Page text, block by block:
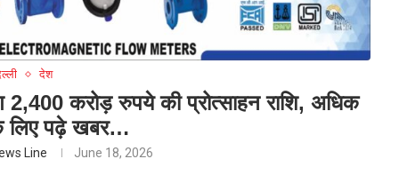
देश
करोड़ रुपये की प्रोत्साहन राशि, अधिक
लिए पढ़े खबर…
Line June 18, 2026